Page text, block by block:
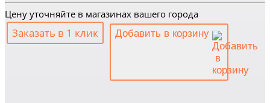
Цену уточняйте в магазинах вашего города
Заказать в 1 клик Добавить в корзину